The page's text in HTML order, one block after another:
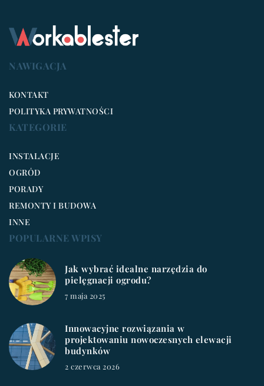
NAWIGACJA
KONTAKT
POLITYKA PRYWATNOŚCI
KATEGORIE
INSTALACJE
OGRÓD
PORADY
REMONTY I BUDOWA
INNE
POPULARNE WPISY
Jak wybrać idealne narzędzia do
pielęgnacji ogrodu?
7 maja 2025
Innowacyjne rozwiązania w
projektowaniu nowoczesnych elewacji
budynków
2 czerwca 2026